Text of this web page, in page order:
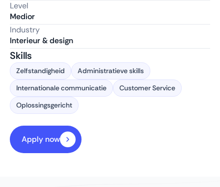
Level
Medior
Industry
Interieur & design
Skills
Zelfstandigheid
Administratieve skills
Internationale communicatie
Customer Service
Oplossingsgericht
Apply now